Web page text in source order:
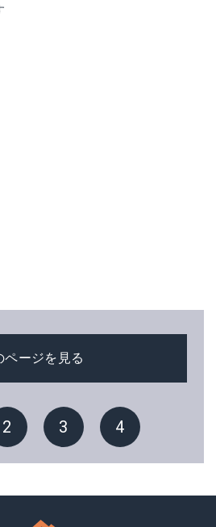
ページを見る
2 3 4